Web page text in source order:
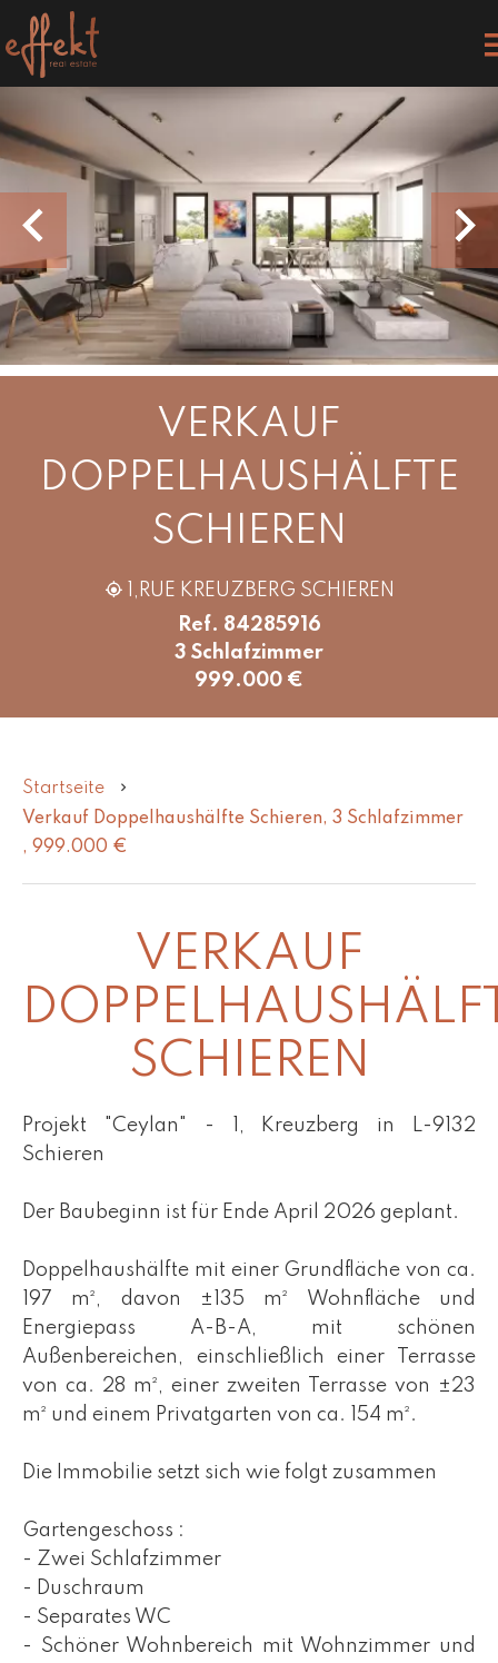
VERKAUF
DOPPELHAUSHÄLFTE
SCHIEREN
1,RUE KREUZBERG SCHIEREN
Ref. 84285916
3 Schlafzimmer
999.000 €
Startseite
Verkauf Doppelhaushälfte Schieren, 3 Schlafzimmer
, 999.000 €
VERKAUF
SCHIEREN
Projekt "Ceylan" - 1, Kreuzberg in L-9132
Schieren
Der Baubeginn ist für Ende April 2026 geplant.
Doppelhaushälfte mit einer Grundfläche von ca.
197 m², davon ±135 m² Wohnfläche und
Energiepass A-B-A, mit schönen
Außenbereichen, einschließlich einer Terrasse
von ca. 28 m², einer zweiten Terrasse von ±23
m² und einem Privatgarten von ca. 154 m².
Die Immobilie setzt sich wie folgt zusammen
Gartengeschoss :
- Zwei Schlafzimmer
- Duschraum
- Separates WC
- Schöner Wohnbereich mit Wohnzimmer und